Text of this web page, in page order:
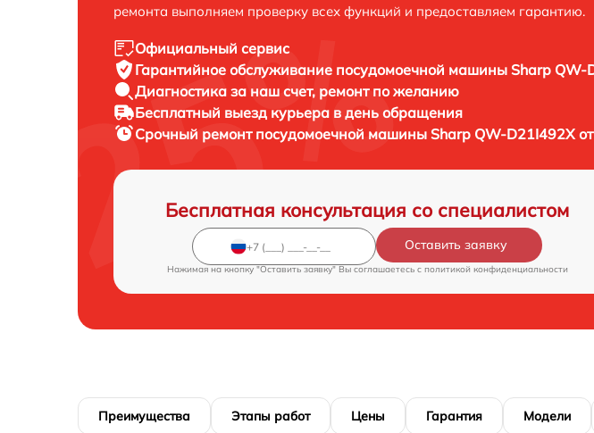
ремонта выполняем проверку всех функций и предоставляем гарантию.
Официальный сервис
Гарантийное обслуживание посудомоечной машины Sharp QW-
Диагностика за наш счет, ремонт по желанию
Бесплатный выезд курьера в день обращения
Срочный ремонт посудомоечной машины Sharp QW-D21I492X
Бесплатная консультация со специалистом
Оставить заявку
Нажимая на кнопку "Оставить заявку" Вы соглашаетесь c политикой конфиденциальности
Преимущества Этапы работ Цены Гарантия Модели